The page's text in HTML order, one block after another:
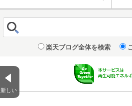
新しい
楽天ブログ全体を検索